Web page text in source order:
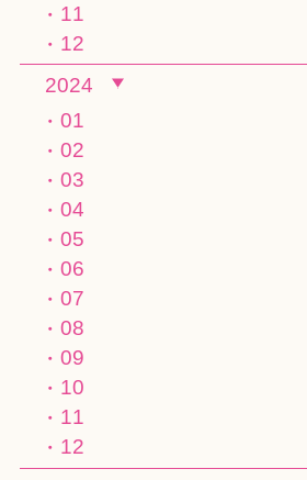
11
12
2024
01
02
03
04
05
06
07
08
09
10
11
12